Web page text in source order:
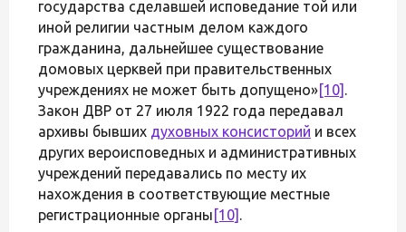
государства сделавшей исповедание той или
иной религии частным делом каждого
гражданина, дальнейшее существование
домовых церквей при правительственных
учреждениях не может быть допущено»[10] .
Закон ДВР от 27 июля 1922 года передавал
архивы бывших духовных консисторий и всех
других вероисповедных и административных
учреждений передавались по месту их
нахождения в соответствующие местные
регистрационные органы [10] .